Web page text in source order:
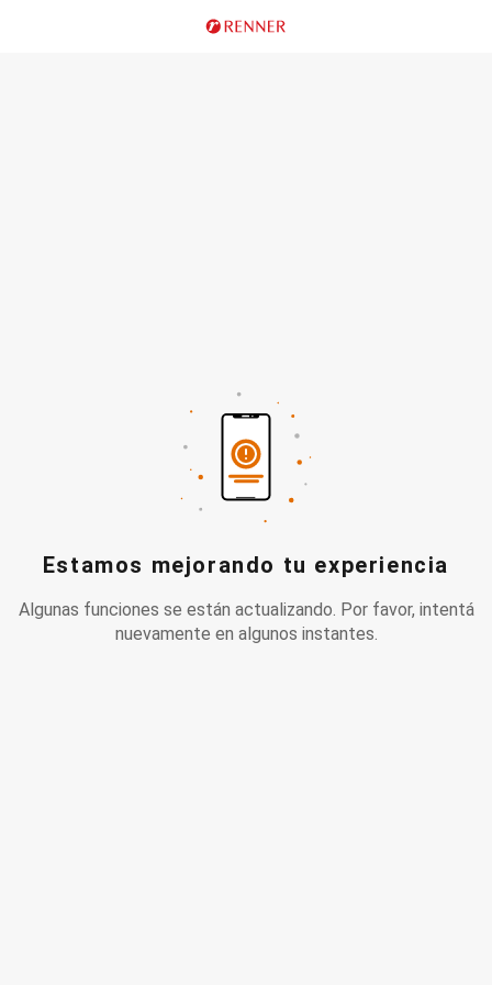
Estamos mejorando tu experiencia
Algunas funciones se están actualizando. Por favor, intentá
nuevamente en algunos instantes.